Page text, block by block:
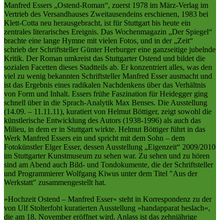
Manfred Essers „Ostend-Roman“, zuerst 1978 im März-Verlag im
Vertrieb des Versandhauses Zweitausendeins erschienen, 1983 bei
Klett-Cotta neu herausgebracht, ist für Stuttgart bis heute ein
zentrales literarisches Ereignis. Das Wochenmagazin „Der Spiegel“
brachte eine lange Hymne mit vielen Fotos, und in der „Zeit“
schrieb der Schriftsteller Günter Herburger eine ganzseitige jubelnde
Kritik. Der Roman umkreist das Stuttgarter Ostend und bildet die
sozialen Facetten dieses Stadtteils ab. Er konzentriert alles, was den
viel zu wenig bekannten Schriftsteller Manfred Esser ausmacht und
ist das Ergebnis eines radikalen Nachdenkens über das Verhältnis
von Form und Inhalt. Essers frühe Faszination für Heidegger ging
schnell über in die Sprach-Analytik Max Benses. Die Ausstellung
(14.09. – 11.11.11), kuratiert von Helmut Böttiger, zeigt sowohl die
künstlerische Entwicklung des Autors (1938-1996) als auch das
Milieu, in dem er in Stuttgart wirkte. Helmut Böttiger führt in das
Werk Manfred Essers ein und spricht mit dem Sohn – dem
Fotokünstler Elger Esser, dessen Ausstellung „Eigenzeit“ 2009/2010
im Stuttgarter Kunstmuseum zu sehen war. Zu sehen und zu hören
sind am Abend auch Bild- und Tondokumente, die der Schriftsteller
und Programmierer Wolfgang Kiwus unter dem Titel "Aus der
Werkstatt" zusammengestellt hat.
»Hochzeit Ostend – Manfred Esser« steht in Korrespondenz zu der
von Ulf Stolterfoht kuratierten Ausstellung »handapparat heslach«,
die am 18. November eröffnet wird. Anlass ist das zehnjährige